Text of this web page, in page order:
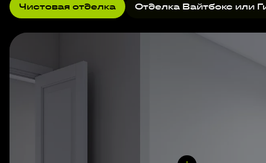
Чистовая отделка Отделка Вайтбокс или